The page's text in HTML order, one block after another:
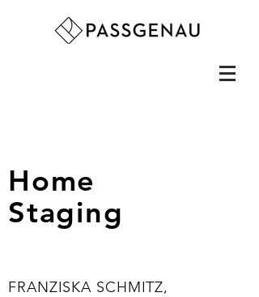
Home
Staging
FRANZISKA SCHMITZ,